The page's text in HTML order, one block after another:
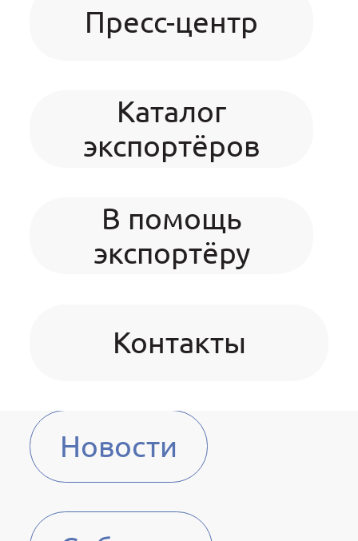
Пресс-центр
Каталог
экспортёров
В помощь
экспортёру
Контакты
Новости